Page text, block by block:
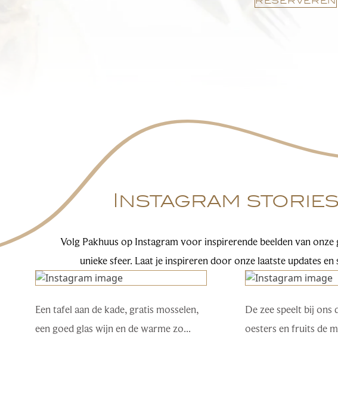
Instagram stories
Volg Pakhuus op Instagram voor inspirerende beelden van onze
unieke sfeer. Laat je inspireren door onze laatste updates en
Een tafel aan de kade, gratis mosselen,
een goed glas wijn en de warme zo...
De zee speelt bij ons
oesters en fruits de